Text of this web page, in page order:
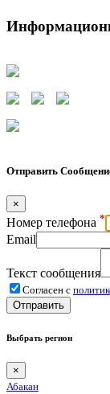
Отправить
×
Номер телефона *
Email
Текст сообщения
Согласен с
Отправить
Выбрать регион
×
Абакан